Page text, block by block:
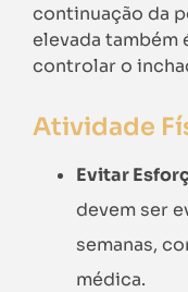
continuação da
elevada também
controlar o
Atividade
Evitar
devem ser
semanas,
médica.